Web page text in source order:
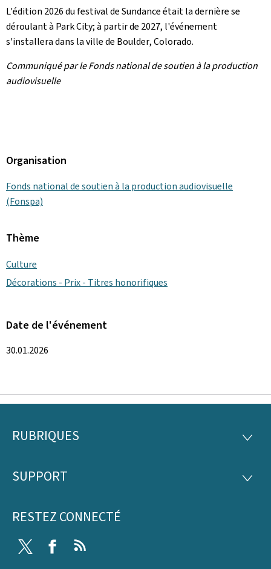
L'édition 2026 du festival deSundanceétait la dernière se
déroulant à Park City;à partir de 2027, l'événement
s'installera dans la ville de Boulder, Colorado.
Communiqué par le Fonds national de soutien à la production
audiovisuelle
Organisation
Fonds national de soutien à la production audiovisuelle
(Fonspa)
Thème
Culture
Décorations - Prix - Titres honorifiques
Date de l'événement
30.01.2026
Pied
page
RUBRIQUES
SUPPORT
RESTEZ CONNECTÉ
Twitter Facebook